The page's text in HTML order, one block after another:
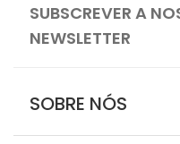
SUBSCREVER A
NEWSLETTER
SOBRE NÓS